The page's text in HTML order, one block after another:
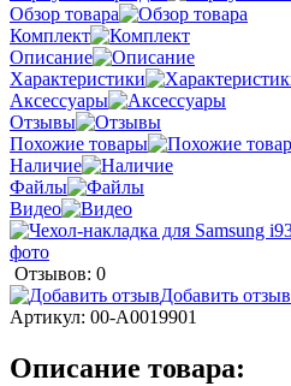
Обзор товара
Комплект
Описание
Характеристики
Аксессуары
Отзывы
Похожие товары
Наличие
Файлы
Видео
Отзывов: 0
Добавить отзыв
Артикул: 00-А0019901
Описание товара: